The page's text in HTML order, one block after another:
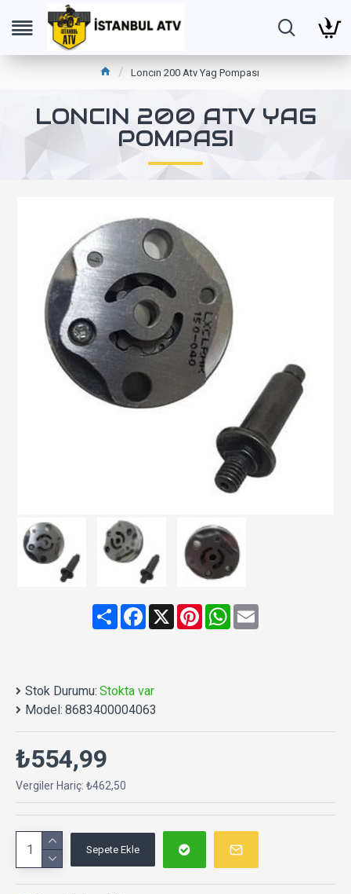
Loncın 200 Atv Yag Pompası
LONCIN 200 ATV YAG
POMPASI
ShareFacebook
X PinterestWhatsApp
Email
Stok Durumu: Stokta var
Model: 8683400004063
₺554,99
Vergiler Hariç: ₺462,50
Sepete Ekle